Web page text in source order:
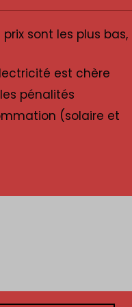
sont les plus bas,
est chère
pénalités
(solaire et